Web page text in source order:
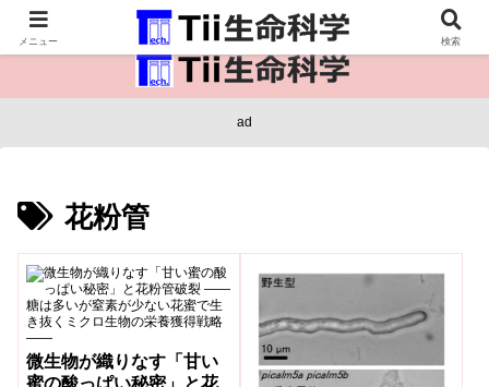
医療保健・生命・生物の情報インフラ。
ad
花粉管
微生物が織りなす「甘い
メニュー 検索